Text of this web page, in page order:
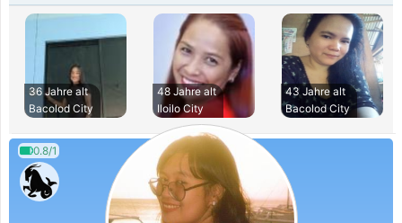
36 Jahre alt
Bacolod City
48 Jahre alt
Iloilo City
43 Jahre alt
Bacolod City
0.8/1